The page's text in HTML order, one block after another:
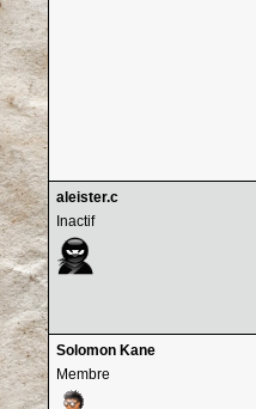
aleister.c
Inactif
Solomon Kane
Membre